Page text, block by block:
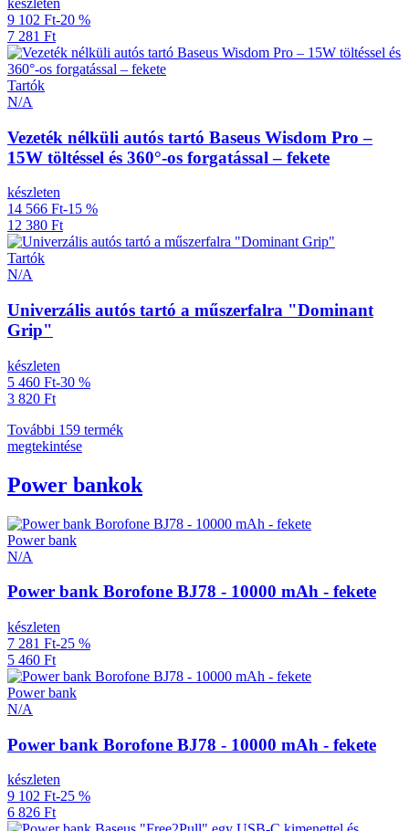
9 102 Ft-20 %
7 281 Ft
Tartók
N/A
Vezeték nélküli autós tartó Baseus Wisdom Pro –
15W töltéssel és 360°-os forgatással – fekete
készleten
14 566 Ft-15 %
12 380 Ft
Tartók
N/A
Univerzális autós tartó a műszerfalra "Dominant
Grip"
készleten
5 460 Ft-30 %
3 820 Ft
További 159 termék
megtekintése
Power bankok
Power bank
N/A
Power bank Borofone BJ78 - 10000 mAh - fekete
készleten
7 281 Ft-25 %
5 460 Ft
Power bank
N/A
Power bank Borofone BJ78 - 10000 mAh - fekete
készleten
9 102 Ft-25 %
6 826 Ft